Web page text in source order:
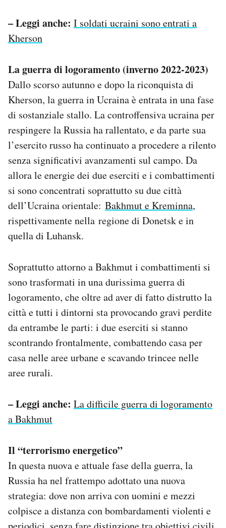
– Leggi anche: I soldati ucraini sono entrati a
Kherson
La guerra di logoramento (inverno 2022-2023)
Dallo scorso autunno e dopo la riconquista di
Kherson, la guerra in Ucraina è entrata in una fase
di sostanziale stallo. La controffensiva ucraina per
respingere la Russia ha rallentato, e da parte sua
l’esercito russo ha continuato a procedere a rilento
senza significativi avanzamenti sul campo. Da
allora le energie dei due eserciti e i combattimenti
si sono concentrati soprattutto su due città
dell’Ucraina orientale: Bakhmut e Kreminna,
rispettivamente nella regione di Donetsk e in
quella di Luhansk.
Soprattutto attorno a Bakhmut i combattimenti si
sono trasformati in una durissima guerra di
logoramento, che oltre ad aver di fatto distrutto la
città e tutti i dintorni sta provocando gravi perdite
da entrambe le parti: i due eserciti si stanno
scontrando frontalmente, combattendo casa per
casa nelle aree urbane e scavando trincee nelle
aree rurali.
– Leggi anche: La difficile guerra di logoramento
a Bakhmut
Il “terrorismo energetico”
In questa nuova e attuale fase della guerra, la
Russia ha nel frattempo adottato una nuova
strategia: dove non arriva con uomini e mezzi
colpisce a distanza con bombardamenti violenti e